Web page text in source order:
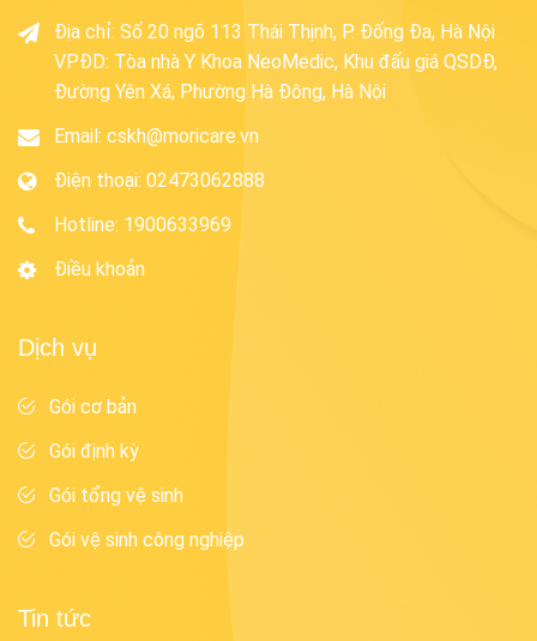
Địa chỉ: Số 20 ngõ 113 Thái Thịnh, P. Đống Đa, Hà Nội
VPĐD: Tòa nhà Y Khoa NeoMedic, Khu đấu giá QSDĐ,
Đường Yên Xá, Phường Hà Đông, Hà Nội
Email: cskh@moricare.vn
Điện thoại: 02473062888
Hotline: 1900633969
Điều khoản
Dịch vụ
Gói cơ bản
Gói định kỳ
Gói tổng vệ sinh
Gói vệ sinh công nghiệp
Tin tức